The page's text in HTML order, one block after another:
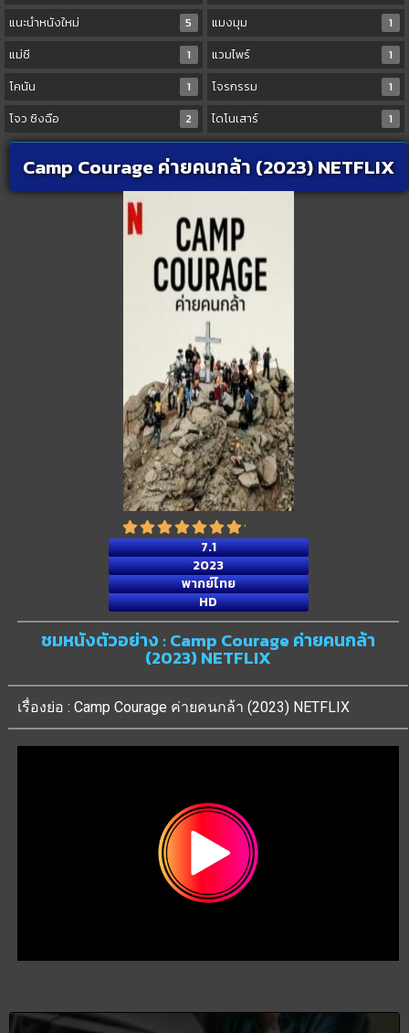
แนะนำหนังใหม่
5 แมงมุม
1
แม่ชี
1 แวมไพร์
1
โคนัน
1 โจรกรรม
1
โจว ซิงฉือ
2 ไดโนเสาร์ 1
Camp Courage ค่ายคนกล้า (2023) NETFLIX
7.1
2023
พากย์ไทย
HD
ชมหนังตัวอย่าง : Camp Courage ค่ายคนกล้า
(2023) NETFLIX
เรื่องย่อ : Camp Courage ค่ายคนกล้า (2023) NETFLIX